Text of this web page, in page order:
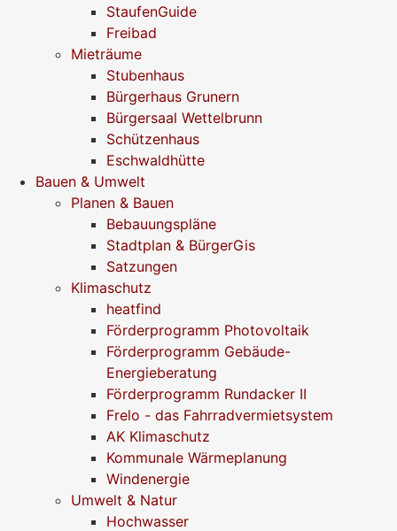
StaufenGuide
Freibad
Mieträume
Stubenhaus
Bürgerhaus Grunern
Bürgersaal Wettelbrunn
Schützenhaus
Eschwaldhütte
Bauen & Umwelt
Planen & Bauen
Bebauungspläne
Stadtplan & BürgerGis
Satzungen
Klimaschutz
heatfind
Förderprogramm Photovoltaik
Förderprogramm Gebäude-
Energieberatung
Förderprogramm Rundacker II
Frelo - das Fahrradvermietsystem
AK Klimaschutz
Kommunale Wärmeplanung
Windenergie
Umwelt & Natur
Hochwasser